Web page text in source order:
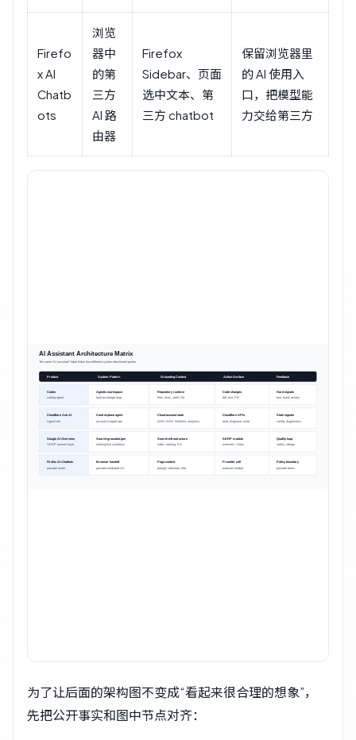
Firefo
x AI
Chatb
ots
浏览
器中
的第
三方
AI 路
由器
Firefox
Sidebar、页面
选中文本、第
三方 chatbot
保留浏览器里
的 AI 使用入
口，把模型能
力交给第三方
为了让后面的架构图不变成“看起来很合理的想象”，
先把公开事实和图中节点对齐：